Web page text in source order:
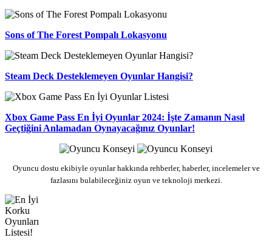
Sons of The Forest Pompalı Lokasyonu
Steam Deck Desteklemeyen Oyunlar Hangisi?
Xbox Game Pass En İyi Oyunlar 2024: İşte Zamanın Nasıl
Geçtiğini Anlamadan Oynayacağınız Oyunlar!
Oyuncu dostu ekibiyle oyunlar hakkında rehberler, haberler, incelemeler ve
fazlasını bulabileceğiniz oyun ve teknoloji merkezi.